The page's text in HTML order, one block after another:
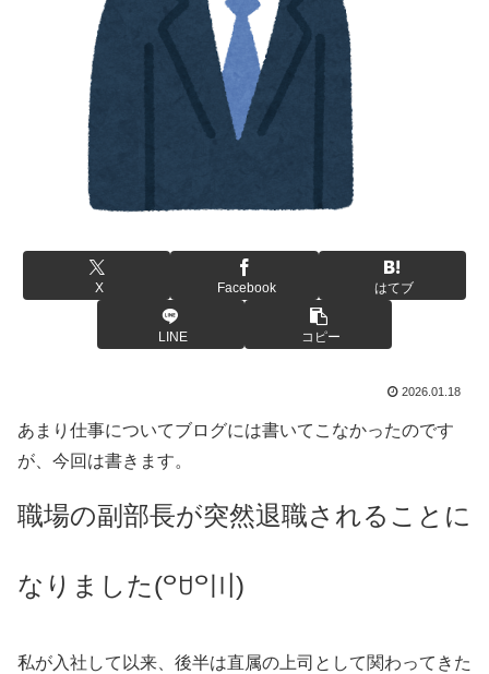
X Facebook はてブ
LINE コピー
2026.01.18
あまり仕事についてブログには書いてこなかったのです
が、今回は書きます。
職場の副部長が突然退職されることに
なりました(꒪ꇴ꒪〣)
私が入社して以来、後半は直属の上司として関わってきた